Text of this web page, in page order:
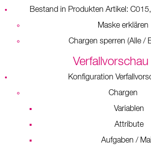
Bestand in Produkten Artikel:
Maske erklären
Chargen sperren (Alle /
Verfallvorschau
Konfiguration
Chargen
Variablen
Attribute
Aufgaben /